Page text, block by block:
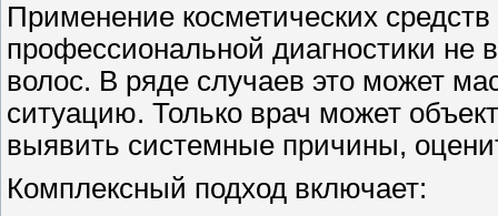
Применение косметических
профессиональной диагностики не
волос. В ряде случаев это может
ситуацию. Только врач может
выявить системные причины,
Комплексный подход включает: